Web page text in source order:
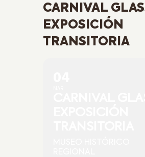
CARNIVAL
EXPOSICIÓN
TRANSITORIA